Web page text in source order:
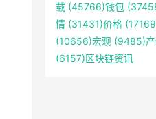
载 (45766)钱包
情 (31431)价格
(10656)宏观 (9485)
(6157)区块链资讯